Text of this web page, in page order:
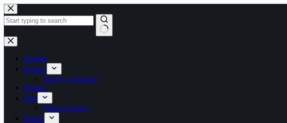
Skip
to
content
No
results
Divadlo
Domov
Správy a recenzie
Domov
Film
Tlačové správy
Hudba